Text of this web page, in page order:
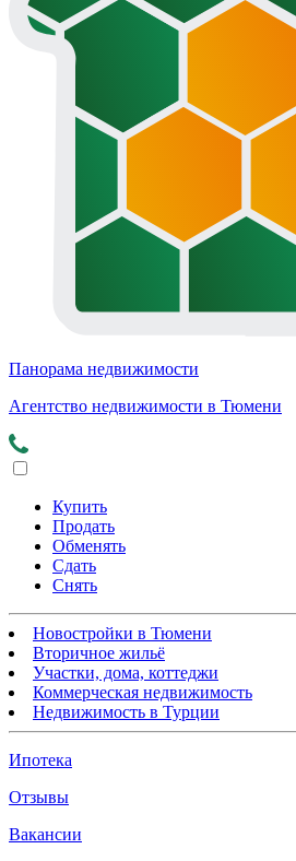
Панорама недвижимости
Агентство недвижимости в Тюмени
Купить
Продать
Обменять
Сдать
Снять
Новостройки в Тюмени
Вторичное жильё
Участки, дома, коттеджи
Коммерческая недвижимость
Недвижимость в Турции
Ипотека
Отзывы
Вакансии